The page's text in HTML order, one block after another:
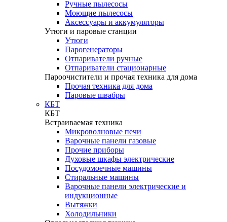
Ручные пылесосы
Моющие пылесосы
Аксессуары и аккумуляторы
Утюги и паровые станции
Утюги
Парогенераторы
Отпариватели ручные
Отпариватели стационарные
Пароочистители и прочая техника для дома
Прочая техника для дома
Паровые швабры
КБТ
КБТ
Встраиваемая техника
Микроволновые печи
Варочные панели газовые
Прочие приборы
Духовые шкафы электрические
Посудомоечные машины
Стиральные машины
Варочные панели электрические и
индукционные
Вытяжки
Холодильники